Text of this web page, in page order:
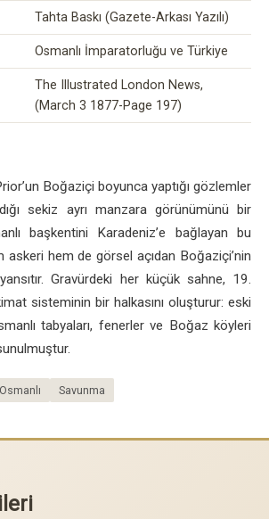
Tahta Baskı (Gazete-Arkası Yazılı)
Osmanlı İmparatorluğu ve Türkiye
The Illustrated London News,
(March 3 1877-Page 197)
Boğaziçi boyunca yaptığı gözlemler
sekiz ayrı manzara görünümünü bir
başkentini Karadeniz’e bağlayan bu
askeri hem de görsel açıdan Boğaziçi’nin
Gravürdeki her küçük sahne, 19.
sisteminin bir halkasını oluşturur: eski
tabyaları, fenerler ve Boğaz köyleri
Osmanlı Savunma